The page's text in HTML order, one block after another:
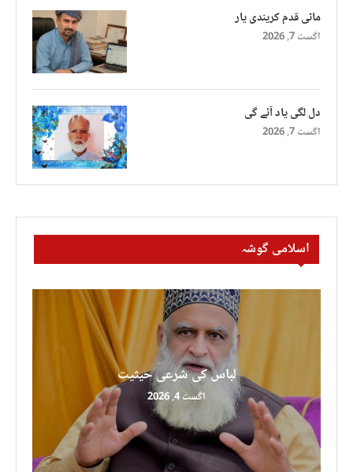
ماٹی قدم کریندی یار
اگست 7, 2026
دل لگی یاد آئے گی
اگست 7, 2026
اسلامی گوشہ
لباس کی شرعی حیثیت
اگست 4, 2026